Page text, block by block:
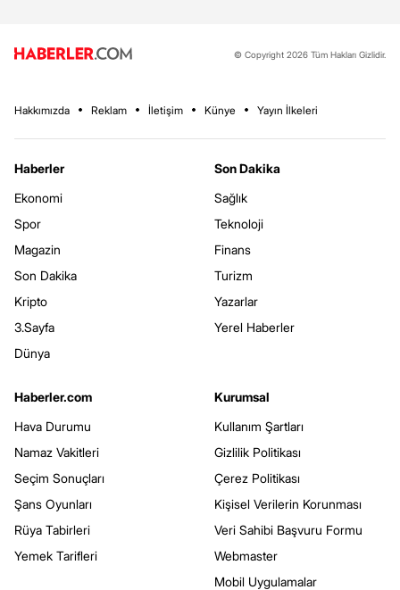
© Copyright 2026 Tüm Hakları Gizlidir.
Hakkımızda Reklam İletişim Künye Yayın İlkeleri
Haberler
Ekonomi
Spor
Magazin
Son Dakika
Kripto
3.Sayfa
Dünya
Son Dakika
Sağlık
Teknoloji
Finans
Turizm
Yazarlar
Yerel Haberler
Haberler.com
Hava Durumu
Namaz Vakitleri
Seçim Sonuçları
Şans Oyunları
Rüya Tabirleri
Yemek Tarifleri
Kurumsal
Kullanım Şartları
Gizlilik Politikası
Çerez Politikası
Kişisel Verilerin Korunması
Veri Sahibi Başvuru Formu
Webmaster
Mobil Uygulamalar